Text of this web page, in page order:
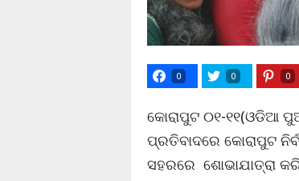
0 0 0
କୋରାପୁଟ ୦୧-୧୧(ଓଡିଆ
ପ୍ରତିବାଦରେ କୋରାପୁଟ
ସହରରେ ଶୋଭାଯାତ୍ରା